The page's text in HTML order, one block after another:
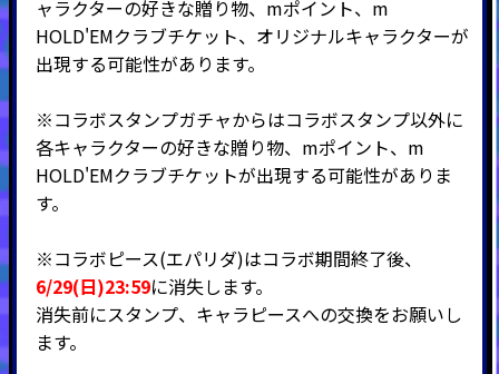
ャラクターの好きな贈り物、mポイント、m
HOLD'EMクラブチケット、オリジナルキャラクターが
出現する可能性があります。
※コラボスタンプガチャからはコラボスタンプ以外に
各キャラクターの好きな贈り物、mポイント、m
HOLD'EMクラブチケットが出現する可能性がありま
す。
※コラボピース(エパリダ)はコラボ期間終了後、
6/29(日)23:59に消失します。
消失前にスタンプ、キャラピースへの交換をお願いし
ます。